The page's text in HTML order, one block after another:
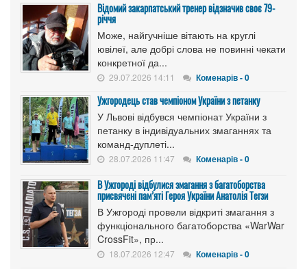
Відомий закарпатський тренер відзначив своє 79-
річчя
Може, найгучніше вітають на круглі
ювілеї, але добрі слова не повинні чекати
конкретної да...
29.07.2026 14:11 Коменарів - 0
Ужгородець став чемпіоном України з петанку
У Львові відбувся чемпіонат України з
петанку в індивідуальних змаганнях та
команд-дуплеті...
28.07.2026 11:47 Коменарів - 0
В Ужгороді відбулися змагання з багатоборства
присвячені пам’яті Героя України Анатолія Тегзи
В Ужгороді провели відкриті змагання з
функціонального багатоборства «WarWar
CrossFit», пр...
18.07.2026 12:47 Коменарів - 0